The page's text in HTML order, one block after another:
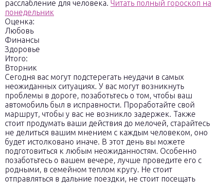
расслабление для человека. Читать полный гороскоп на
понедельник
Оценка:
Любовь
Финансы
Здоровье
Итого:
Вторник
Сегодня вас могут подстерегать неудачи в самых
неожиданных ситуациях. У вас могут возникнуть
проблемы в дороге, позаботьтесь о том, чтобы ваш
автомобиль был в исправности. Проработайте свой
маршрут, чтобы у вас не возникло задержек. Также
стоит продумать ваши действия до мелочей, старайтесь
не делиться вашим мнением с каждым человеком, оно
будет истолковано иначе. В этот день вы можете
подготовиться к любым неожиданностям. Особенно
позаботьтесь о вашем вечере, лучше проведите его с
родными, в семейном теплом кругу. Не стоит
отправляться в дальние поездки, не стоит посещать